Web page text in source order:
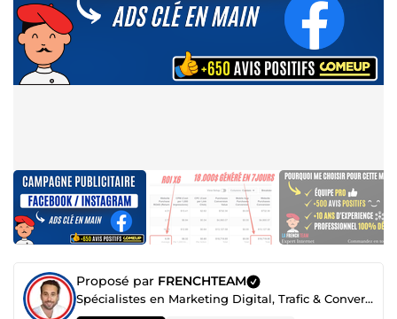
Proposé par FRENCHTEAM
Spécialistes en Marketing Digital, Trafic & Conversion